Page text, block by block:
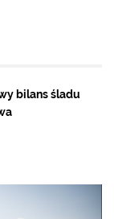
bilans śladu